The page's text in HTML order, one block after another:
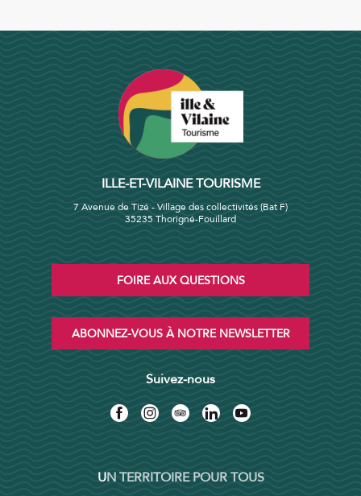
ILLE-ET-VILAINE TOURISME
7 Avenue de Tizé - Village des collectivités (Bat F)
35235 Thorigné-Fouillard
FOIRE AUX QUESTIONS
ABONNEZ-VOUS À NOTRE NEWSLETTER
Suivez-nous
UN TERRITOIRE POUR TOUS